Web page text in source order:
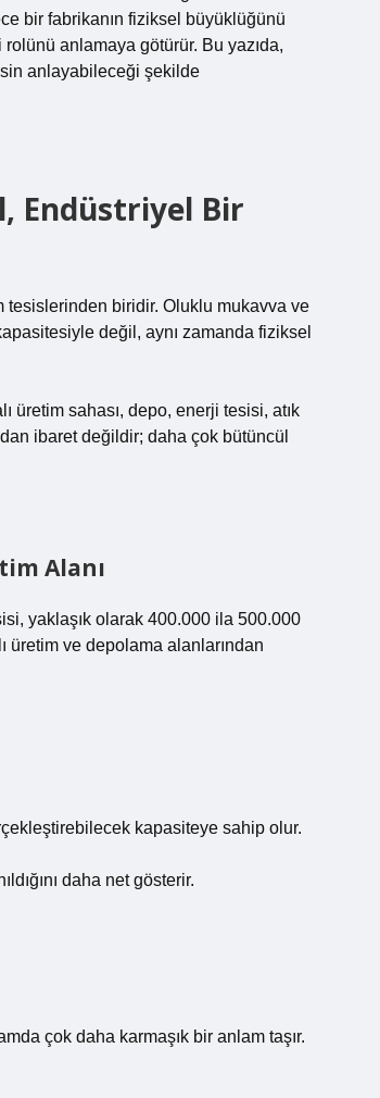
bir fabrikanın fiziksel büyüklüğünü
anlamaya götürür. Bu yazıda,
anlayabileceği şekilde
Endüstriyel Bir
tesislerinden biridir. Oluklu mukavva ve
değil, aynı zamanda fiziksel
üretim sahası, depo, enerji tesisi, atık
ibaret değildir; daha çok bütüncül
Alanı
yaklaşık olarak 400.000 ila 500.000
üretim ve depolama alanlarından
kapasiteye sahip olur.
daha net gösterir.
çok daha karmaşık bir anlam taşır.